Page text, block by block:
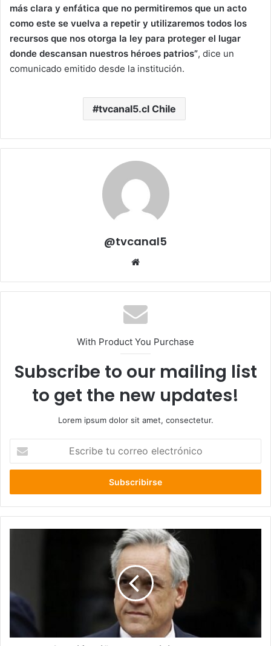
más clara y enfática que no permitiremos que un acto
como este se vuelva a repetir y utilizaremos todos los
recursos que nos otorga la ley para proteger el lugar
donde descansan nuestros héroes patrios”, dice un
comunicado emitido desde la institución.
tvcanal5.cl Chile
@tvcanal5
With Product You Purchase
Subscribe to our mailing list
to get the new updates!
Lorem ipsum dolor sit amet, consectetur.
correo
marzo:
“Acuerdos
no